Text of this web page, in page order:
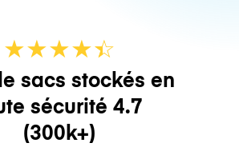
★★★★☆
★
sacs stockés en
sécurité 4.7
(300k+)